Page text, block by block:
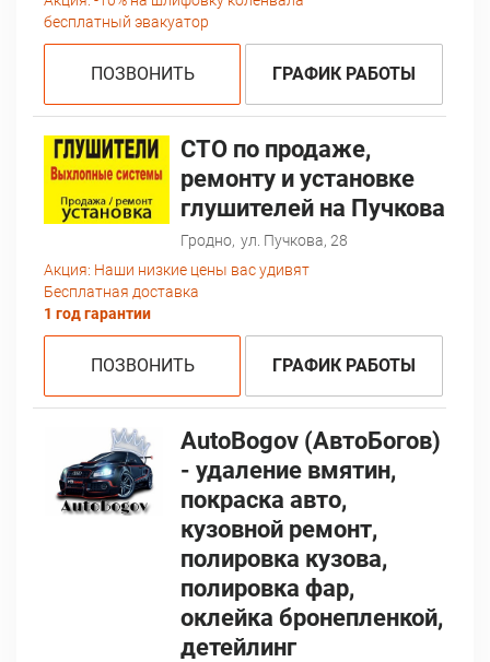
бесплатный эвакуатор
ПОЗВОНИТЬ ГРАФИК РАБОТЫ
СТО по продаже,
ремонту и установке
глушителей на Пучкова
Гродно, ул. Пучкова, 28
Акция: Наши низкие цены вас удивят
Бесплатная доставка
1 год гарантии
ПОЗВОНИТЬ ГРАФИК РАБОТЫ
AutoBogov (АвтоБогов)
- удаление вмятин,
покраска авто,
кузовной ремонт,
полировка кузова,
полировка фар,
оклейка бронепленкой,
детейлинг